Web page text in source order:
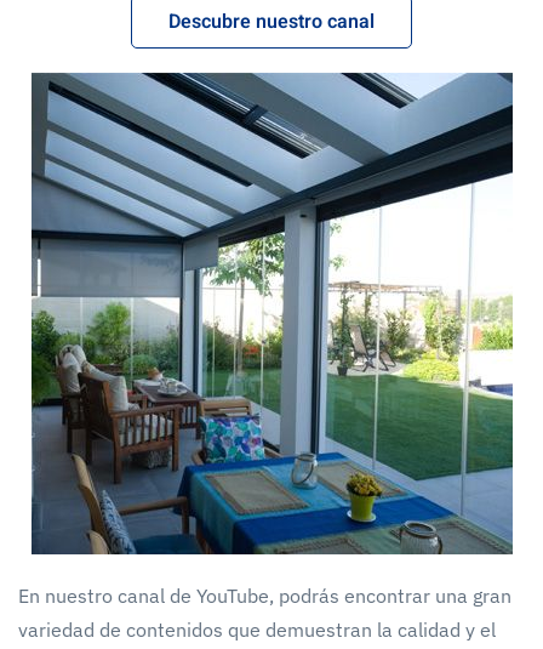
Descubre nuestro canal
En nuestro canal de YouTube, podrás encontrar una gran
variedad de contenidos que demuestran la calidad y el